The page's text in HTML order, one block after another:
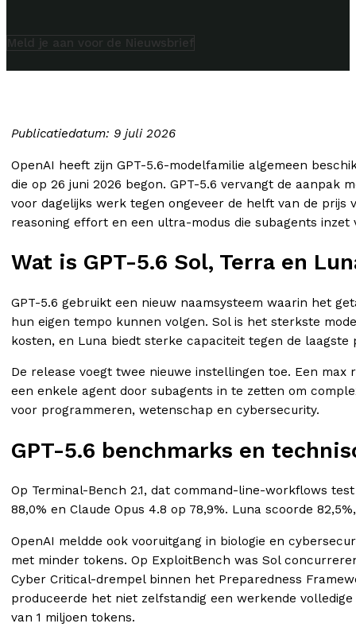
Meld je aan voor de Nieuwsbrief
Publicatiedatum: 9 juli 2026
OpenAI heeft zijn GPT-5.6-modelfamilie algemeen
die op 26 juni 2026 begon. GPT-5.6 vervangt de aanpak
voor dagelijks werk tegen ongeveer de helft van de prijs
reasoning effort en een ultra-modus die subagents inzet
Wat is GPT-5.6 Sol, Terra en
GPT-5.6 gebruikt een nieuw naamsysteem waarin het
hun eigen tempo kunnen volgen. Sol is het sterkste
kosten, en Luna biedt sterke capaciteit tegen de laagste
De release voegt twee nieuwe instellingen toe. Een
een enkele agent door subagents in te zetten om
voor programmeren, wetenschap en cybersecurity.
GPT-5.6 benchmarks en
Op Terminal-Bench 2.1, dat command-line-workflows
88,0% en Claude Opus 4.8 op 78,9%. Luna scoorde
OpenAI meldde ook vooruitgang in biologie en
met minder tokens. Op ExploitBench was Sol
Cyber Critical-drempel binnen het Preparedness
produceerde het niet zelfstandig een werkende
van 1 miljoen tokens.